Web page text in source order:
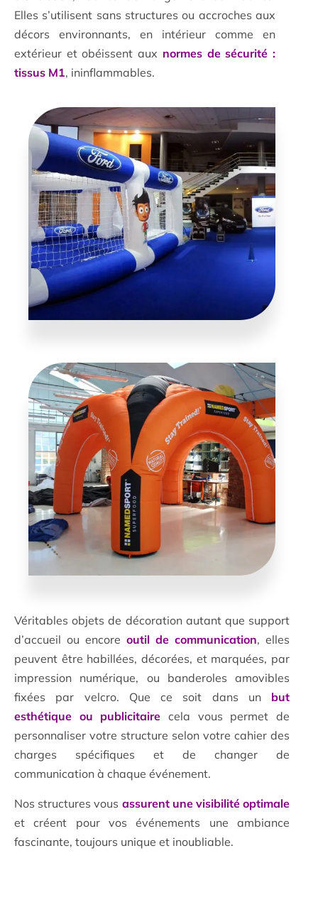
Elles s’utilisent sans structures ou accroches aux
décors environnants, en intérieur comme en
extérieur et obéissent aux normes de sécurité :
tissus M1, ininflammables.
Véritables objets de décoration autant que support
d’accueil ou encore outil de communication, elles
peuvent être habillées, décorées, et marquées, par
impression numérique, ou banderoles amovibles
fixées par velcro. Que ce soit dans un but
esthétique ou publicitaire cela vous permet de
personnaliser votre structure selon votre cahier des
charges spécifiques et de changer de
communication à chaque événement.
Nos structures vous assurent une visibilité optimale
et créent pour vos événements une ambiance
fascinante, toujours unique et inoubliable.